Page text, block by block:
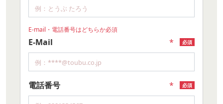
E-mail・電話番号はどちらか必須
E-Mail 必須
*
電話番号 必須
*